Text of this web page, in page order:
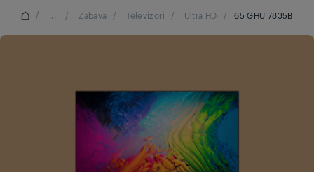
/ ... / Zabava / Televizori / Ultra HD / 65 GHU 7835B